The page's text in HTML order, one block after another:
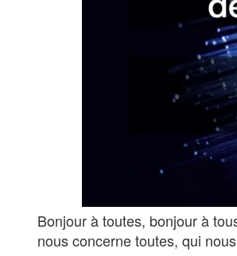
Bonjour à toutes, bonjour à
nous concerne toutes, qui